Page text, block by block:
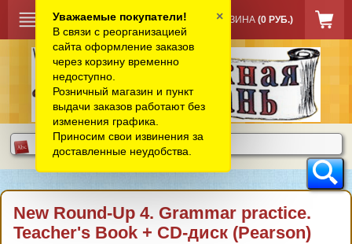
КОРЗИНА (0 РУБ.)
New Round-Up 4. Grammar practice.
Teacher's Book + CD-диск (Pearson)
Уважаемые покупатели!
В связи с реорганизацией
сайта оформление заказов
через корзину временно
недоступно.
Розничный магазин и пункт
выдачи заказов работают без
изменения графика.
Приносим свои извинения за
доставленные неудобства.
×